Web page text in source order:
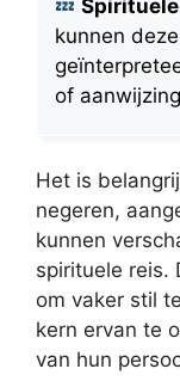
kunnen
of
Het is
negeren,
kunnen
spirituele reis.
om vaker stil
kern ervan te
van hun